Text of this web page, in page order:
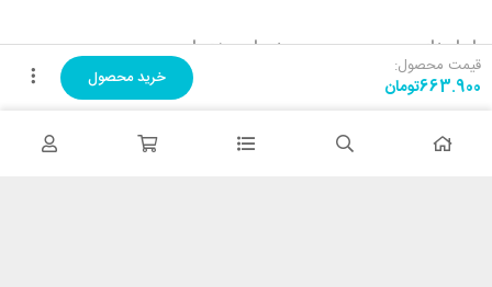
قیمت محصول:
تومان663.900 خرید محصول
با ماه خانوم
اتاق خبر ماه خانوم
همکاری با سازمان‌ها
خدمات مشتریان
پاسخ به پرسش‌های متداول
شرایط استفاده